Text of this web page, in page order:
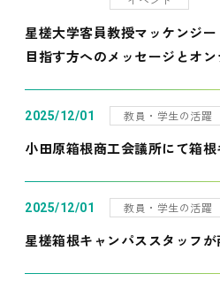
星槎大学客員教授マッケンジ
目指す方へのメッセージとオ
2025/12/01 教員・学生の活躍
小田原箱根商工会議所にて箱
2025/12/01 教員・学生の活躍
星槎箱根キャンパススタッフ